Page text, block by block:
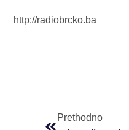
http://radiobrcko.ba
Prethodno